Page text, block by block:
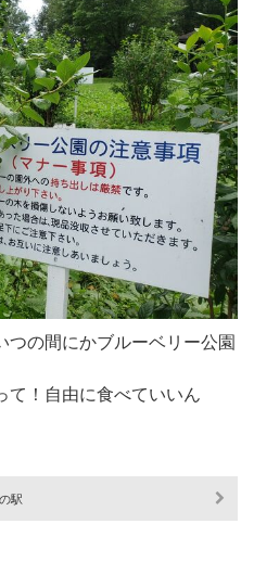
つの間にかブルーベリー公園
て！自由に食べていいん
駅